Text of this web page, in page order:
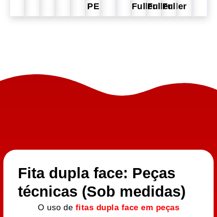
PE
FullerFullerFuller
Fita dupla face: Peças
técnicas (Sob medidas)
O uso de fitas dupla face em peças